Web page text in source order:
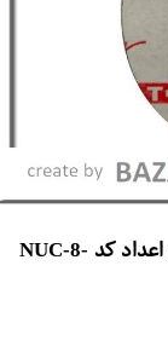
تابلو راهنما آژنگ طرح مستطیل مدل شماره و اعداد کد NUC-8-